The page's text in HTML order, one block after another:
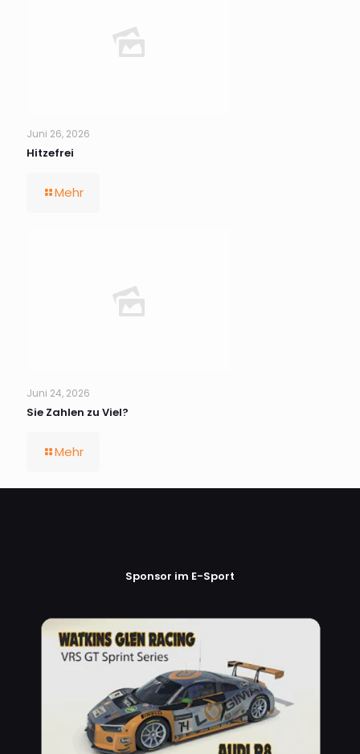
Juni 26, 2026
Hitzefrei
Mehr
Juni 24, 2026
Sie Zahlen zu Viel?
Mehr
Sponsor im E-Sport